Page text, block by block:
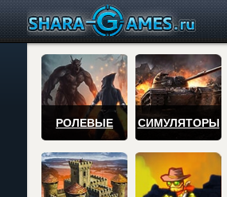
РОЛЕВЫЕ СИМУЛЯТОРЫ